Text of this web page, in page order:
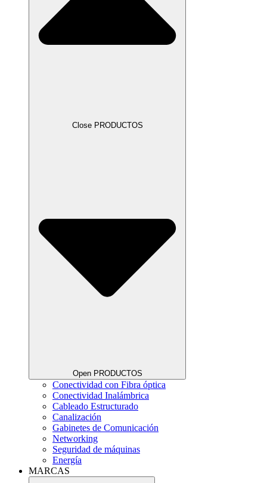
Close PRODUCTOS
Open PRODUCTOS
Conectividad con Fibra óptica
Conectividad Inalámbrica
Cableado Estructurado
Canalización
Gabinetes de Comunicación
Networking
Seguridad de máquinas
Energía
MARCAS